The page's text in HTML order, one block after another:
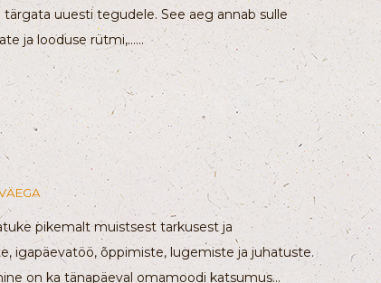
uuesti tegudele. See aeg annab sulle
ja looduse rütmi,…...
pikemalt muistsest tarkusest ja
igapäevatöö, õppimiste, lugemiste ja juhatuste.
on ka tänapäeval omamoodi katsumus...